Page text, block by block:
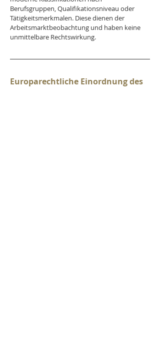
Berufsgruppen, Qualifikationsniveau oder
Tätigkeitsmerkmalen. Diese dienen der
Arbeitsmarktbeobachtung und haben keine
unmittelbare Rechtswirkung.
Europarechtliche Einordnung des